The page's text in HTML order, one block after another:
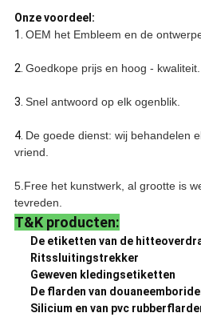
Onze voordeel:
1. OEM het Embleem en de
2. Goedkope prijs en hoog - kwaliteit.
3. Snel antwoord op elk ogenblik.
4. De goede dienst: wij behandelen
vriend.
5.Free het kunstwerk, al grootte is
tevreden.
T&K producten:
De etiketten van de
Ritssluitingstrekker
Geweven kledingsetiketten
De flarden van
Silicium en van pvc